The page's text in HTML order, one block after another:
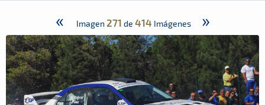
« Imagen 271 de 414 Imágenes »